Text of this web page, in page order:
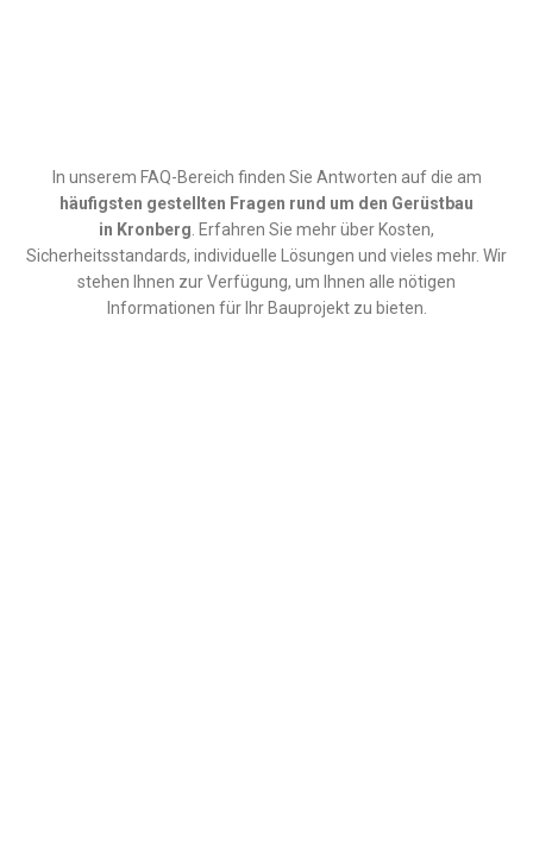
In unserem FAQ-Bereich finden Sie Antworten auf die am
häufigsten gestellten Fragen rund um den Gerüstbau
in Kronberg . Erfahren Sie mehr über Kosten,
Sicherheitsstandards, individuelle Lösungen und vieles mehr. Wir
stehen Ihnen zur Verfügung, um Ihnen alle nötigen
Informationen für Ihr Bauprojekt zu bieten.